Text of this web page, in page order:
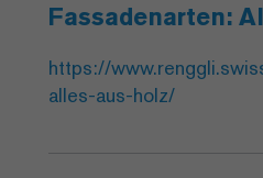
Fassadenarten:
https://
alles-aus-holz/